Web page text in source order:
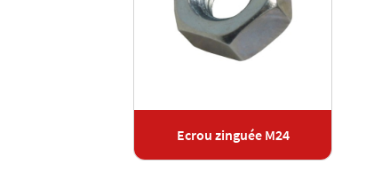
Ecrou zinguée M24